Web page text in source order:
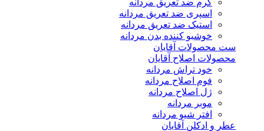
کرم ضد تعریق مردانه
اسپری ضد تعریق مردانه
استیک ضد تعریق مردانه
خوشبو کننده بدن مردانه
ست محصولات آقایان
محصولات اصلاح آقایان
خود تراش مردانه
فوم اصلاح مردانه
ژل اصلاح مردانه
موبر مردانه
افتر شیو مردانه
عطر و ادکلن آقایان